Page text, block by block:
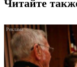
Читайте